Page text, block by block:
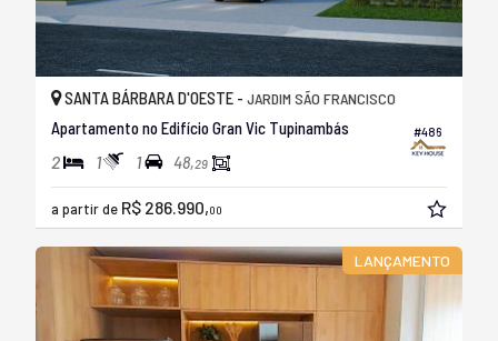
#486
SANTA BÁRBARA D'OESTE - JARDIM SÃO FRANCISCO
Apartamento no Edifício Gran Vic Tupinambás
2 1 1 48,29
a partir de R$ 286.990,00
LANÇAMENTO